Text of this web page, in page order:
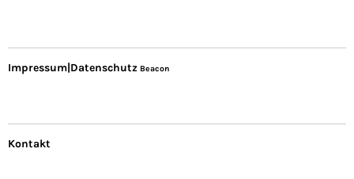
Impressum|Datenschutz Beacon
Kontakt